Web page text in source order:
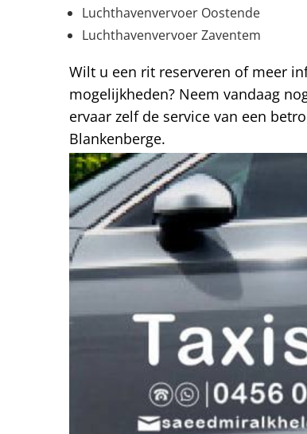
Luchthavenvervoer Oostende
Luchthavenvervoer Zaventem
Wilt u een rit reserveren of meer
mogelijkheden? Neem vandaag
ervaar zelf de service van een
Blankenberge.